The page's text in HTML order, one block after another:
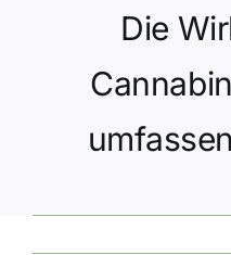
Hilfe und Kontakt
Datenschutz
Die